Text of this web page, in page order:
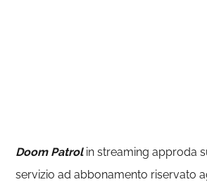
Doom Patrolin streaming approda
servizio ad abbonamento riservato